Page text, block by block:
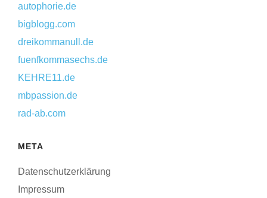
autophorie.de
bigblogg.com
dreikommanull.de
fuenfkommasechs.de
KEHRE11.de
mbpassion.de
rad-ab.com
META
Datenschutzerklärung
Impressum